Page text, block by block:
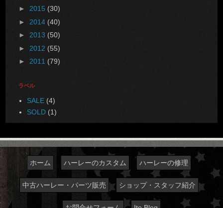
► 2015 (30)
► 2014 (40)
► 2013 (50)
► 2012 (55)
► 2011 (79)
ラベル
SALE (4)
SOLD (1)
ホーム ハーレーのカスタム ハーレーの修理
中古ハーレー・パーツ販売 ショップ・スタッフ紹介